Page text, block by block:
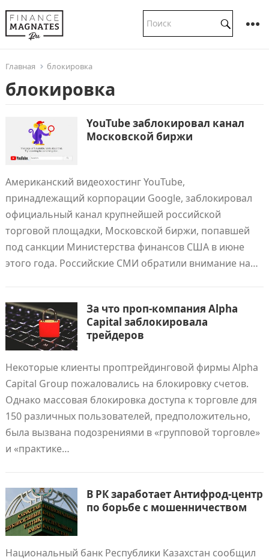
Главная блокировка
блокировка
YouTube заблокировал канал
Московской биржи
Американский видеохостинг YouTube,
принадлежащий корпорации Google, заблокировал
официальный канал крупнейшей российской
торговой площадки, Московской биржи, попавшей
под санкции Министерства финансов США в июне
этого года. Российские СМИ обратили внимание на…
За что проп-компания Alpha
Capital заблокировала
трейдеров
Некоторые клиенты проптрейдинговой фирмы Alpha
Capital Group пожаловались на блокировку счетов.
Однако массовая блокировка доступа к торговле для
150 различных пользователей, предположительно,
была вызвана подозрениями в «групповой торговле»
и «практике…
В РК заработает Антифрод-центр
по борьбе с мошенничеством
Национальный банк Республики Казахстан сообщил